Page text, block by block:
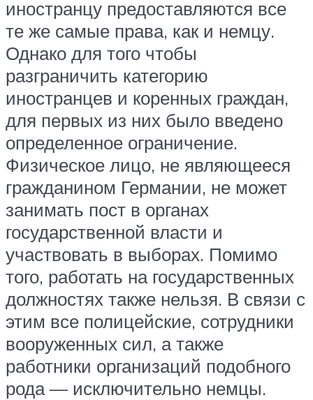
иностранцу предоставляются все
те же самые права, как и немцу.
Однако для того чтобы
разграничить категорию
иностранцев и коренных граждан,
для первых из них было введено
определенное ограничение.
Физическое лицо, не являющееся
гражданином Германии, не может
занимать пост в органах
государственной власти и
участвовать в выборах. Помимо
того, работать на государственных
должностях также нельзя. В связи с
этим все полицейские, сотрудники
вооруженных сил, а также
работники организаций подобного
рода — исключительно немцы.